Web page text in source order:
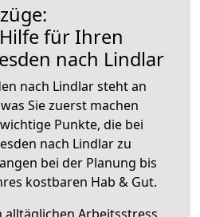
für Ihren
nach Lindlar
nach Lindlar steht an
Sie zuerst machen
Punkte, die bei
nach Lindlar zu
bei der Planung bis
kostbaren Hab & Gut.